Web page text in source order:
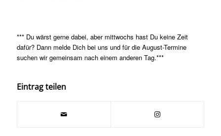
*** Du wärst gerne dabei, aber mittwochs hast Du keine Zeit
dafür? Dann melde Dich bei uns und für die August-Termine
suchen wir gemeinsam nach einem anderen Tag.***
Eintrag teilen